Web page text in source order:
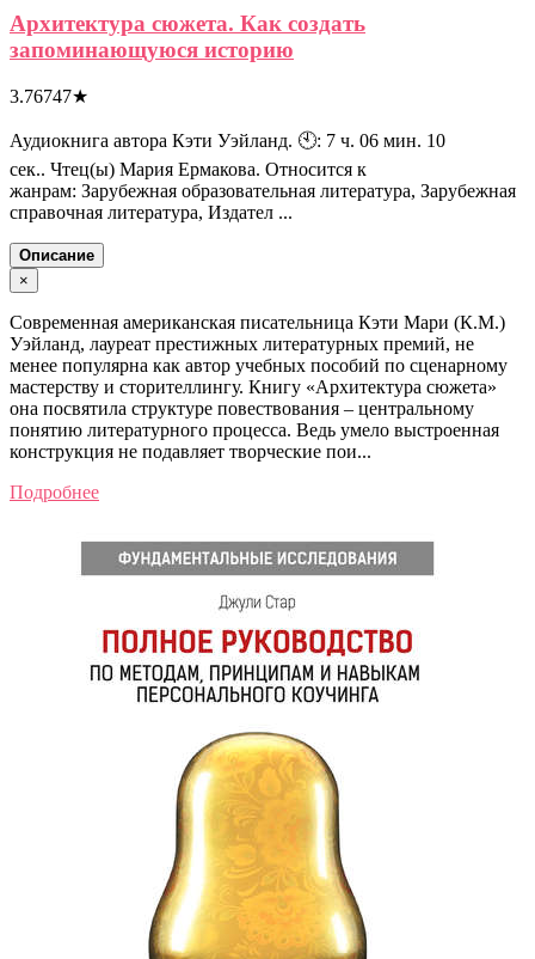
Архитектура сюжета. Как создать
запоминающуюся историю
3.76747★
Аудиокнига автора Кэти Уэйланд. 🕙: 7 ч. 06 мин. 10
сек.. Чтец(ы) Мария Ермакова. Относится к
жанрам: Зарубежная образовательная литература, Зарубежная
справочная литература, Издател ...
Описание
×
Современная американская писательница Кэти Мари (К.М.)
Уэйланд, лауреат престижных литературных премий, не
менее популярна как автор учебных пособий по сценарному
мастерству и сторителлингу. Книгу «Архитектура сюжета»
она посвятила структуре повествования – центральному
понятию литературного процесса. Ведь умело выстроенная
конструкция не подавляет творческие пои...
Подробнее